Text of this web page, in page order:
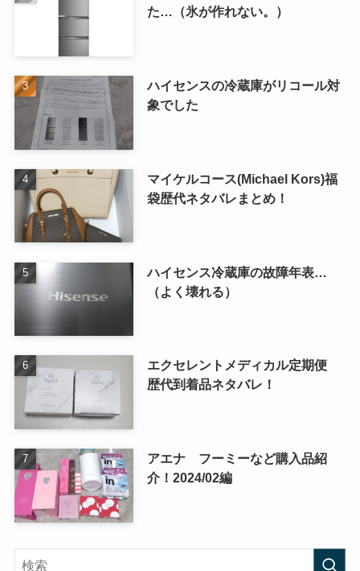
た…（氷が作れない。）
ハイセンスの冷蔵庫がリコール対
象でした
マイケルコース(Michael Kors)福
袋歴代ネタバレまとめ！
ハイセンス冷蔵庫の故障年表…
（よく壊れる）
エクセレントメディカル定期便
歴代到着品ネタバレ！
アエナ フーミーなど購入品紹
介！2024/02編